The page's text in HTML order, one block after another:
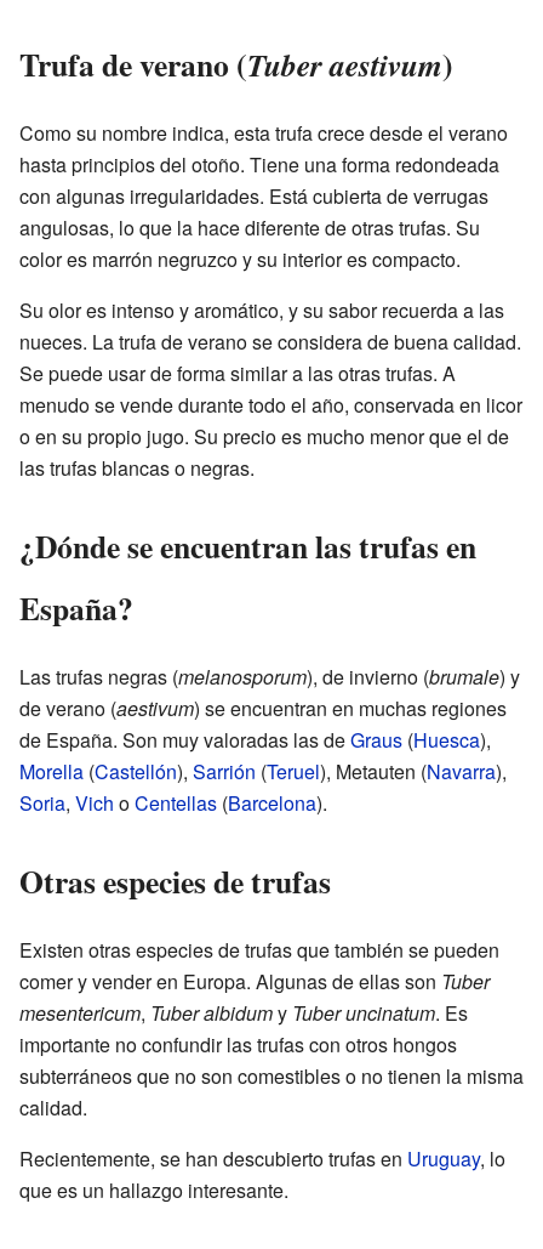
Trufa de verano (Tuber aestivum)
Como su nombre indica, esta trufa crece desde el verano
hasta principios del otoño. Tiene una forma redondeada
con algunas irregularidades. Está cubierta de verrugas
angulosas, lo que la hace diferente de otras trufas. Su
color es marrón negruzco y su interior es compacto.
Su olor es intenso y aromático, y su sabor recuerda a las
nueces. La trufa de verano se considera de buena calidad.
Se puede usar de forma similar a las otras trufas. A
menudo se vende durante todo el año, conservada en licor
o en su propio jugo. Su precio es mucho menor que el de
las trufas blancas o negras.
¿Dónde se encuentran las trufas en
España?
Las trufas negras (melanosporum), de invierno (brumale) y
de verano (aestivum) se encuentran en muchas regiones
de España. Son muy valoradas las deGraus (Huesca),
Morella (Castellón), Sarrión (Teruel), Metauten (Navarra),
Soria, Vich oCentellas (Barcelona).
Otras especies de trufas
Existen otras especies de trufas que también se pueden
comer y vender en Europa. Algunas de ellas son Tuber
mesentericum, Tuber albidumy Tuber uncinatum. Es
importante no confundir las trufas con otros hongos
subterráneos que no son comestibles o no tienen la misma
calidad.
Recientemente, se han descubierto trufas en Uruguay, lo
que es un hallazgo interesante.